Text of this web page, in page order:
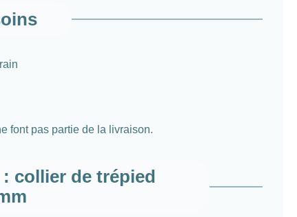
font pas partie de la livraison.
collier de trépied